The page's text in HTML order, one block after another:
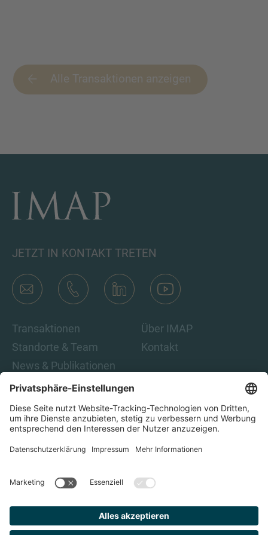
Alle Transaktionen anzeigen
JETZT IN KONTAKT TRETEN
Transaktionen
Standorte & Team
News & Publikationen
Karriere
Über IMAP
Kontakt
Datenschutzbestimmungen und den rechtlichen Hinweisen
zu. Damit sind Sie damit einverstanden, E-Mails von IMAP zu